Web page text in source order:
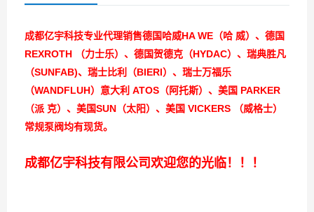
成都亿宇科技专业代理销售德国哈威HA WE（哈 威）、德国
REXROTH （力士乐）、德国贺德克（HYDAC）、瑞典胜凡
（SUNFAB)、瑞士比利（BIERI）、瑞士万福乐
（WANDFLUH）意大利 ATOS（阿托斯）、美国 PARKER
（派 克）、美国SUN（太阳）、美国 VICKERS （威格士）
常规泵阀均有现货。
成都亿宇科技有限公司欢迎您的光临！！！